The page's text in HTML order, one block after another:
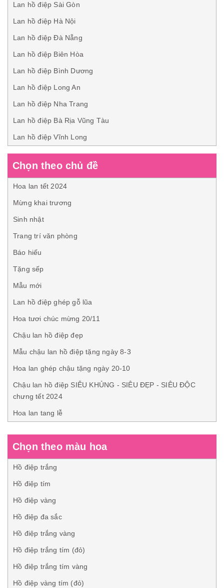
Lan hồ điệp Sài Gòn
Lan hồ điệp Hà Nội
Lan hồ điệp Đà Nẵng
Lan hồ điệp Biên Hòa
Lan hồ điệp Bình Dương
Lan hồ điệp Long An
Lan hồ điệp Nha Trang
Lan hồ điệp Bà Rịa Vũng Tàu
Lan hồ điệp Vĩnh Long
Chọn theo chủ đề
Hoa lan tết 2024
Mừng khai trương
Sinh nhật
Trang trí văn phòng
Báo hiếu
Tặng sếp
Mẫu mới
Lan hồ điệp ghép gỗ lũa
Hoa tươi chúc mừng 20/11
Chậu lan hồ điệp đẹp
Mẫu chậu lan hồ điệp tặng ngày 8-3
Hoa lan ghép chậu tặng ngày 20-10
Chậu lan hồ điệp SIÊU KHỦNG - SIÊU ĐẸP - SIÊU ĐỘC
chưng tết 2024
Hoa lan tang lễ
Chọn theo màu hoa
Hồ điệp trắng
Hồ điệp tím
Hồ điệp vàng
Hồ điệp đa sắc
Hồ điệp trắng vàng
Hồ điệp trắng tím (đỏ)
Hồ điệp trắng tím vàng
Hồ điệp vàng tím (đỏ)